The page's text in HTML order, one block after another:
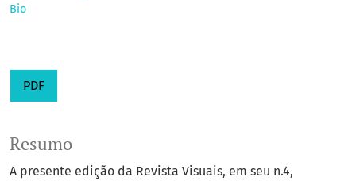
Bio
PDF
Resumo
A presente edição da Revista Visuais, em seu n.4,